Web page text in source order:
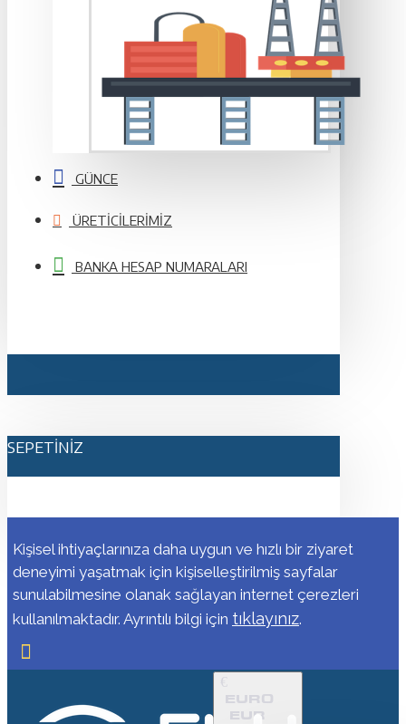
GÜNCE
ÜRETICILERIMIZ
BANKA HESAP NUMARALARI
SEPETINIZ
Kişisel ihtiyaçlarınıza daha uygun ve hızlı bir ziyaret
deneyimi yaşatmak için kişiselleştirilmiş sayfalar
sunulabilmesine olanak sağlayan internet çerezleri
kullanılmaktadır. Ayrıntılı bilgi için tıklayınız.
€
EURO
EUR